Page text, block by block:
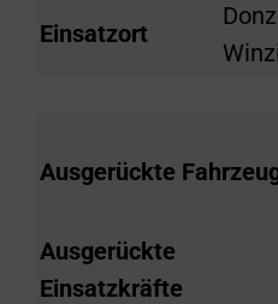
Einsatzort
Ausgerückte
Ausgerückte
Einsatzkräfte